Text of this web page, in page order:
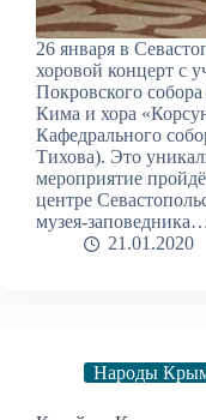
26 января в
хоровой концерт с
Покровского
Кима и хора
Кафедрального
Тихова). Это
мероприятие
центре
музея-
21.01.2020
Народы